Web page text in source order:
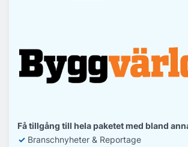
Få tillgång till hela paketet med bland
✓ Branschnyheter & Reportage